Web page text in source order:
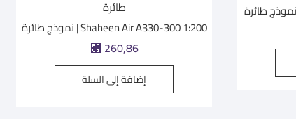
Shaheen Air A330-300 1:200 | نموذج طائرة
⃁ 260,86
إضافة إلى السلة